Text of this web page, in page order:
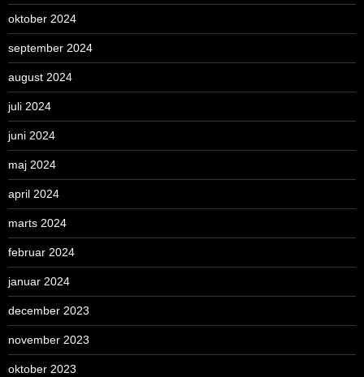
oktober 2024
september 2024
august 2024
juli 2024
juni 2024
maj 2024
april 2024
marts 2024
februar 2024
januar 2024
december 2023
november 2023
oktober 2023